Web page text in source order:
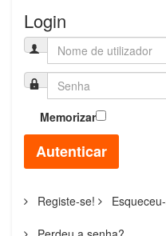
Login
Memorizar
Autenticar
Registe-se!